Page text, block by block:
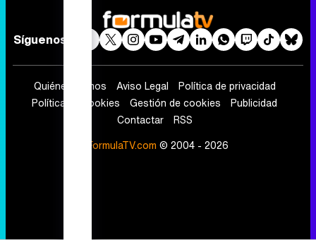
Síguenos
Quiénes somos Aviso Legal
Política de privacidad
Política de cookies
Gestión de cookies
Publicidad
Contactar
RSS
FormulaTV.com © 2004 - 2026